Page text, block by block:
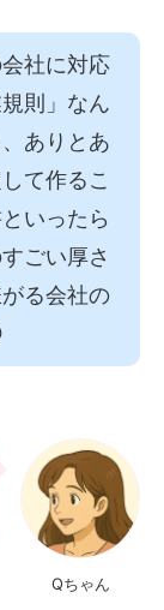
社に対応
則」なん
ありとあ
て作るこ
いったら
ごい厚さ
る会社の
Qちゃん